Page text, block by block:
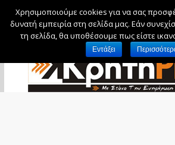
Παρασκευή, 7 Αυγούστου,
Χρησιμοποιούμε cookies για να σας
δυνατή εμπειρία στη σελίδα μας. Εάν
τη σελίδα, θα υποθέσουμε πως είστε
Εντάξει